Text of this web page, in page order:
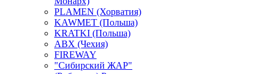
PLAMEN (Хорватия)
KAWMET (Польша)
KRATKI (Польша)
ABX (Чехия)
FIREWAY
"Сибирский ЖАР"